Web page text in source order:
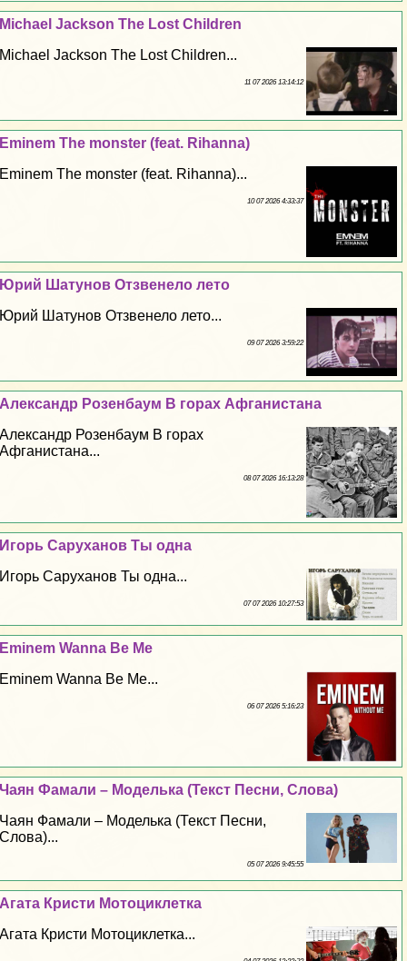
Michael Jackson The Lost Children
Michael Jackson The Lost Children...
11 07 2026 13:14:12
Eminem The monster (feat. Rihanna)
Eminem The monster (feat. Rihanna)...
10 07 2026 4:33:37
Юрий Шатунов Отзвенело лето
Юрий Шатунов Отзвенело лето...
09 07 2026 3:59:22
Александр Розенбаум В горах Афганистана
Александр Розенбаум В горах
Афганистана...
08 07 2026 16:13:28
Игорь Саруханов Ты одна
Игорь Саруханов Ты одна...
07 07 2026 10:27:53
Eminem Wanna Be Me
Eminem Wanna Be Me...
06 07 2026 5:16:23
Чаян Фамали – Моделька (Текст Песни, Слова)
Чаян Фамали – Моделька (Текст Песни,
Слова)...
05 07 2026 9:45:55
Агата Кристи Мотоциклетка
Агата Кристи Мотоциклетка...